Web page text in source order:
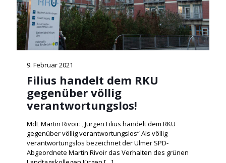
9. Februar 2021
Filius handelt dem RKU
gegenüber völlig
verantwortungslos!
MdL Martin Rivoir: „Jürgen Filius handelt dem RKU
gegenüber völlig verantwortungslos“ Als völlig
verantwortungslos bezeichnet der Ulmer SPD-
Abgeordnete Martin Rivoir das Verhalten des grünen